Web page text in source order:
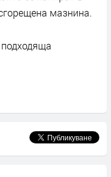
мазнина.
подходяща